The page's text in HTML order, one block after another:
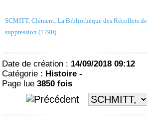
SCMITT, Clément, La Bibliothèque des Récollets
suppression (1790)
Date de création : 14/09/2018 09:12
Catégorie : Histoire -
Page lue 3850 fois